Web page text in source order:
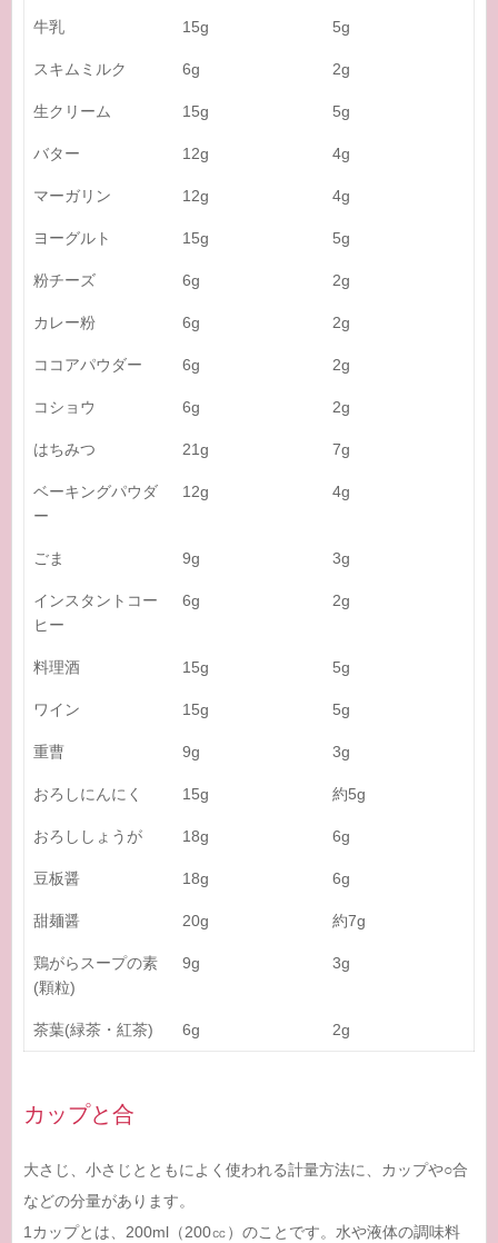
牛乳 15g 5g
スキムミルク 6g 2g
生クリーム 15g 5g
バター 12g 4g
マーガリン 12g 4g
ヨーグルト 15g 5g
粉チーズ 6g 2g
カレー粉 6g 2g
ココアパウダー 6g 2g
コショウ 6g 2g
はちみつ 21g 7g
ベーキングパウダ
ー
12g 4g
ごま 9g 3g
インスタントコー
ヒー
6g 2g
料理酒 15g 5g
ワイン 15g 5g
重曹 9g 3g
おろしにんにく 15g 約5g
おろししょうが 18g 6g
豆板醤 18g 6g
甜麺醤 20g 約7g
鶏がらスープの素
(顆粒)
9g 3g
茶葉(緑茶・紅茶) 6g 2g
カップと合
大さじ、小さじとともによく使われる計量方法に、カップや○合
などの分量があります。
1カップとは、200ml（200㏄）のことです。水や液体の調味料